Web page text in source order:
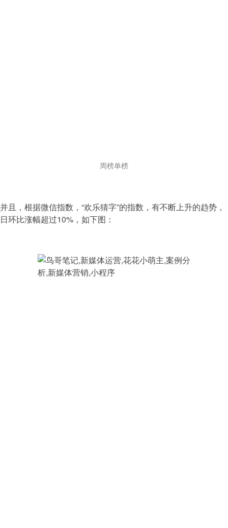
周榜单榜
并且，根据微信指数，“欢乐猜字”的指数，有不断上升的趋势，
日环比涨幅超过10%，如下图：